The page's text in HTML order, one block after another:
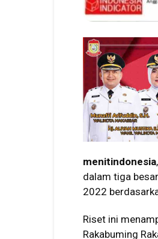
menitindonesia
dalam tiga
2022
Riset ini
Rakabuming